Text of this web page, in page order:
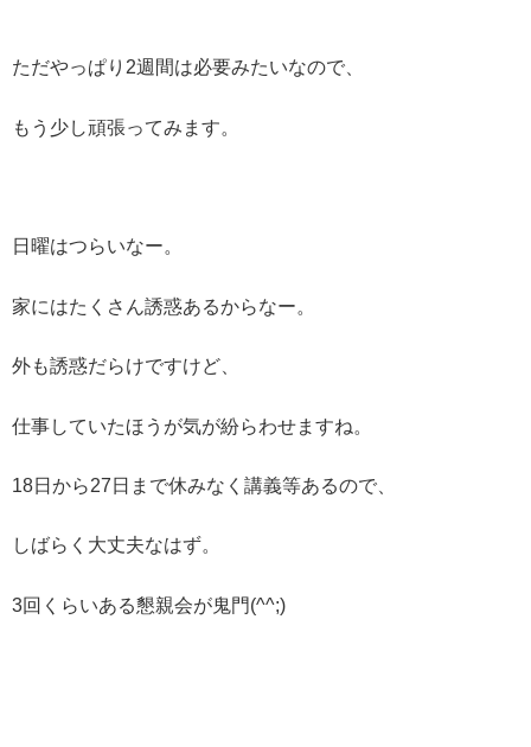
ただやっぱり2週間は必要みたいなので、
もう少し頑張ってみます。
日曜はつらいなー。
家にはたくさん誘惑あるからなー。
外も誘惑だらけですけど、
仕事していたほうが気が紛らわせますね。
18日から27日まで休みなく講義等あるので、
しばらく大丈夫なはず。
3回くらいある懇親会が鬼門(^^;)